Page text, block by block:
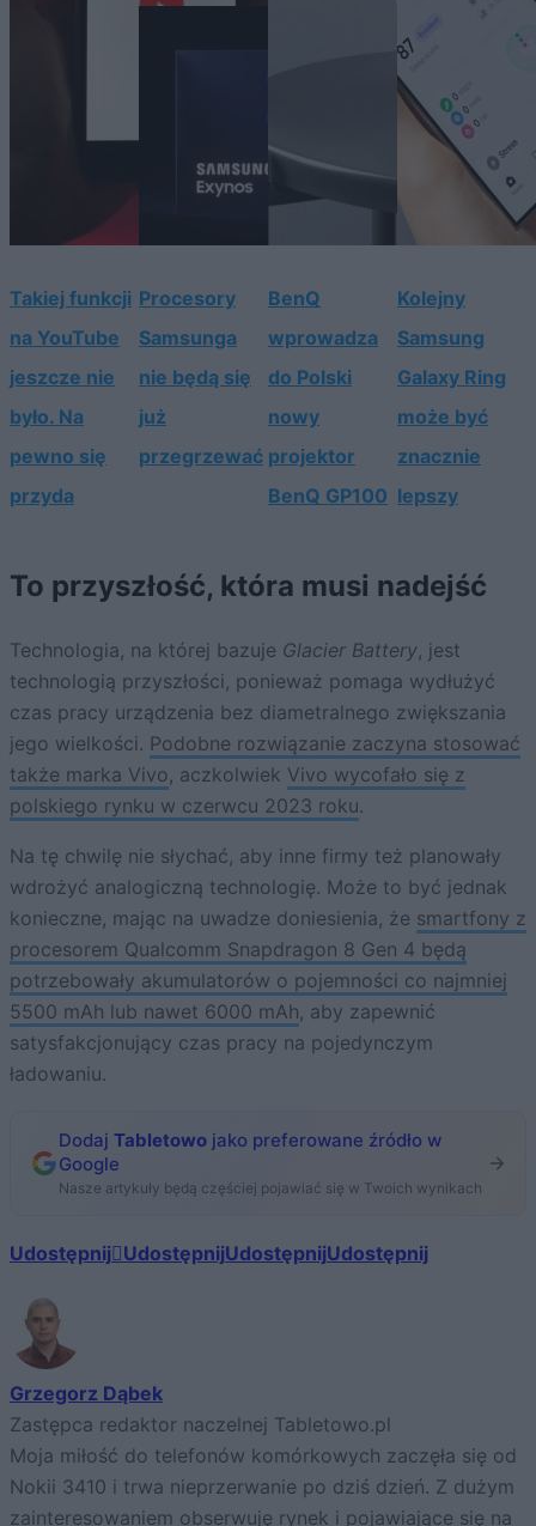
Takiej funkcji
na YouTube
jeszcze nie
było. Na
pewno się
przyda
Procesory
Samsunga
nie będą się
już
przegrzewać
BenQ
wprowadza
do Polski
nowy
projektor
BenQ GP100
Kolejny
Samsung
Galaxy Ring
może być
znacznie
lepszy
To przyszłość, która musi nadejść
Technologia, na której bazuje Glacier Battery, jest
technologią przyszłości, ponieważ pomaga wydłużyć
czas pracy urządzenia bez diametralnego zwiększania
jego wielkości. Podobne rozwiązanie zaczyna stosować
także marka Vivo, aczkolwiek Vivo wycofało się z
polskiego rynku w czerwcu 2023 roku.
Na tę chwilę nie słychać, aby inne firmy też planowały
wdrożyć analogiczną technologię. Może to być jednak
konieczne, mając na uwadze doniesienia, że smartfony z
procesorem Qualcomm Snapdragon 8 Gen 4 będą
potrzebowały akumulatorów o pojemności co najmniej
5500 mAh lub nawet 6000 mAh, aby zapewnić
satysfakcjonujący czas pracy na pojedynczym
ładowaniu.
Dodaj Tabletowo jako preferowane źródło w
Google
Nasze artykuły będą częściej pojawiać się w Twoich wynikach
Udostępnij UdostępnijUdostępnijUdostępnij
Grzegorz Dąbek
Zastępca redaktor naczelnej Tabletowo.pl
Moja miłość do telefonów komórkowych zaczęła się od
Nokii 3410 i trwa nieprzerwanie po dziś dzień. Z dużym
zainteresowaniem obserwuję rynek i pojawiające się na